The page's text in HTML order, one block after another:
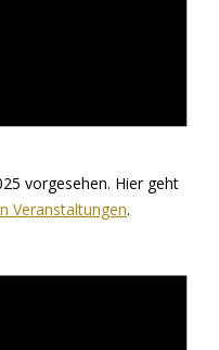
vorgesehen. Hier geht
Veranstaltungen.